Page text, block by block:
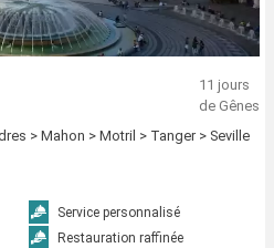
11 jours
de Gênes
> Mahon > Motril > Tanger > Seville
Service personnalisé
Restauration raffinée